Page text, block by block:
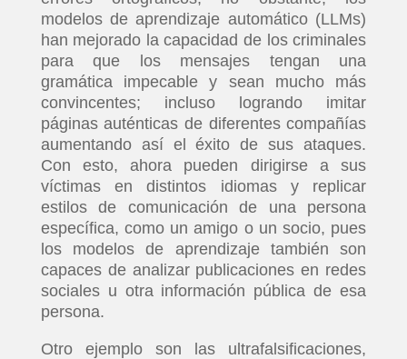
modelos de aprendizaje automático (LLMs)
han mejorado la capacidad de los criminales
para que los mensajes tengan una
gramática impecable y sean mucho más
convincentes; incluso logrando imitar
páginas auténticas de diferentes compañías
aumentando así el éxito de sus ataques.
Con esto, ahora pueden dirigirse a sus
víctimas en distintos idiomas y replicar
estilos de comunicación de una persona
específica, como un amigo o un socio, pues
los modelos de aprendizaje también son
capaces de analizar publicaciones en redes
sociales u otra información pública de esa
persona.
Otro ejemplo son las ultrafalsificaciones,